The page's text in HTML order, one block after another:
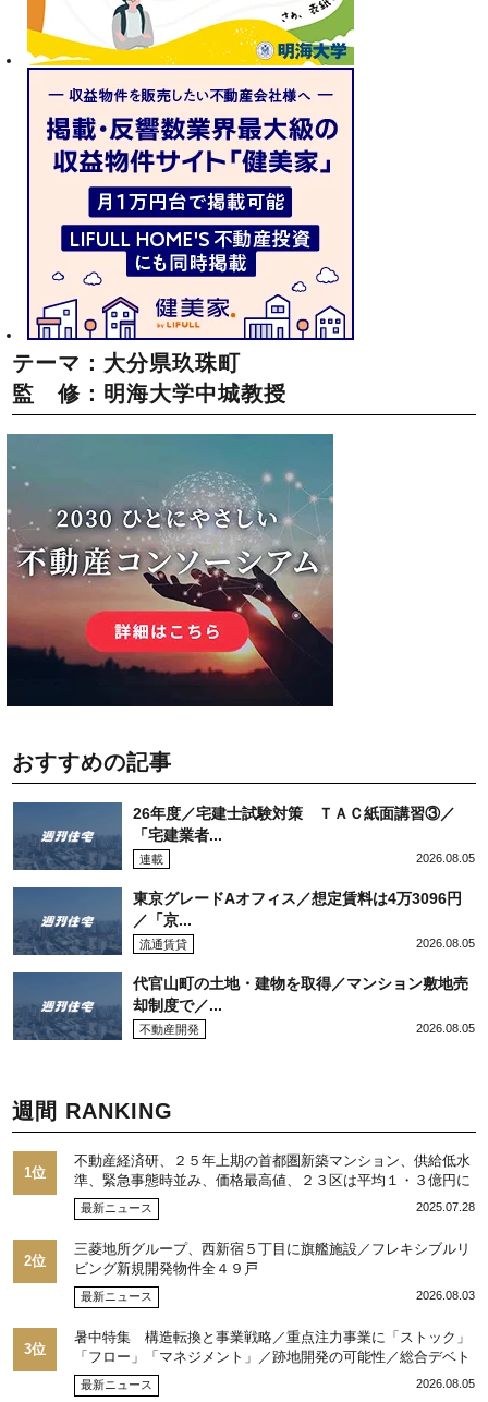
テーマ：大分県玖珠町
監 修：明海大学中城教授
おすすめの記事
26年度／宅建士試験対策 ＴＡＣ紙面講習③／
「宅建業者...
連載 2026.08.05
東京グレードAオフィス／想定賃料は4万3096円
／「京...
流通賃貸 2026.08.05
代官山町の土地・建物を取得／マンション敷地売
却制度で／...
不動産開発 2026.08.05
週間 RANKING
1位
不動産経済研、２５年上期の首都圏新築マンション、供給低水
準、緊急事態時並み、価格最高値、２３区は平均１・３億円に
最新ニュース 2025.07.28
2位
三菱地所グループ、西新宿５丁目に旗艦施設／フレキシブルリ
ビング新規開発物件全４９戸
最新ニュース 2026.08.03
3位
暑中特集 構造転換と事業戦略／重点注力事業に「ストック」
「フロー」「マネジメント」／跡地開発の可能性／総合デベト
ップ10目標に／自社ブランド構築へ体制整備／日本郵政不動産
／池田 明社長に聞く
最新ニュース 2026.08.05